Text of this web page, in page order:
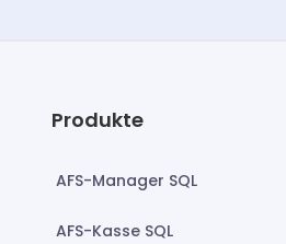
Produkte
AFS-Manager SQL
AFS-Kasse SQL